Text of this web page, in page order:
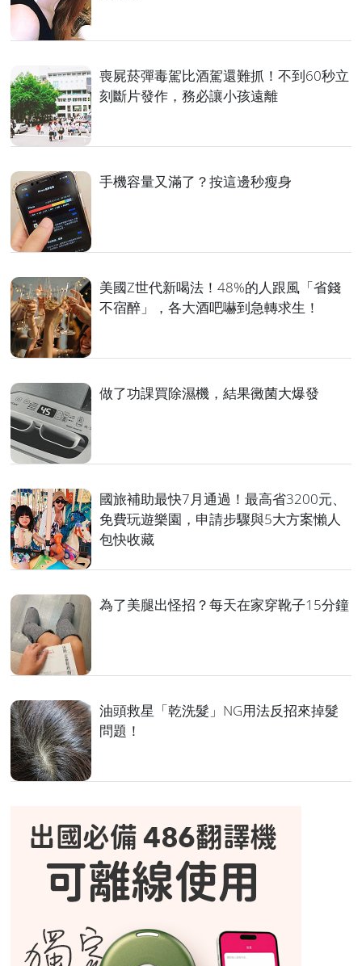
喪屍菸彈毒駕比酒駕還難抓！不到60秒立
刻斷片發作，務必讓小孩遠離
手機容量又滿了？按這邊秒瘦身
美國Z世代新喝法！48%的人跟風「省錢
不宿醉」，各大酒吧嚇到急轉求生！
做了功課買除濕機，結果黴菌大爆發
國旅補助最快7月通過！最高省3200元、
免費玩遊樂園，申請步驟與5大方案懶人
包快收藏
為了美腿出怪招？每天在家穿靴子15分鐘
油頭救星「乾洗髮」NG用法反招來掉髮
問題！